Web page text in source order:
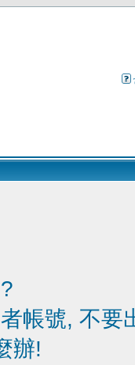
帳號, 不要
辦!